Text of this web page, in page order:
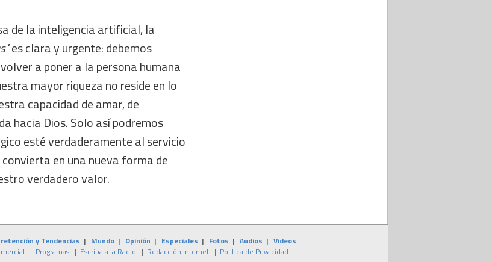
de la inteligencia artificial, la
es clara y urgente: debemos
a poner a la persona humana
mayor riqueza no reside en lo
capacidad de amar, de
hacia Dios. Solo así podremos
esté verdaderamente al servicio
en una nueva forma de
verdadero valor.
y Tendencias | Mundo| Opinión | Especiales | Fotos | Audios | Videos
| Programas | Escriba a la Radio | Redacción Internet | Politica de Privacidad